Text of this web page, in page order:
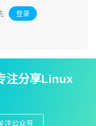
登录 。
注分享Linux
注公众号